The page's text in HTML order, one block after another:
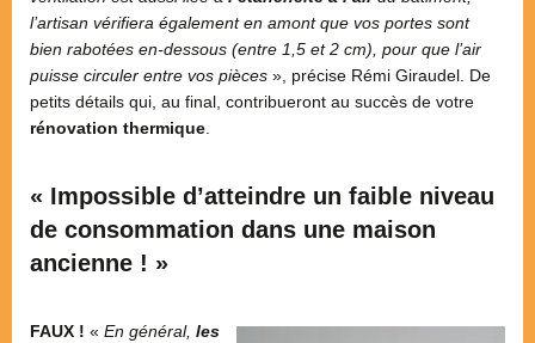
l’artisan vérifiera également en amont que vos portes sont
bien rabotées en-dessous (entre 1,5 et 2 cm), pour que l’air
puisse circuler entre vos pièces », précise Rémi Giraudel. De
petits détails qui, au final, contribueront au succès de votre
rénovation thermique.
« Impossible d’atteindre un faible niveau
de consommation dans une maison
ancienne ! »
FAUX ! « En général, les